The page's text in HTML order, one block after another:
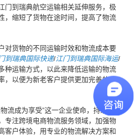
门到瑞典航空运输相关延伸服务，极
，缩短了货物在途时间，提高了物流
对货物的不同运输时效和物流成本要
到瑞典国际快递/江门到瑞典国际海运/
种运输方式，以此来降低运输的物流
，以便为新老客户提供更加完善的一
流成为享受”这一企业使命，持续提升
专注跨境电商物流服务领域，加强物
客户体验，用专业的物流解决方案和